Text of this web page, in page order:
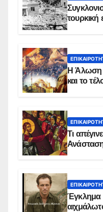
Η Άλωση
και το
Τι
Έγκλημα